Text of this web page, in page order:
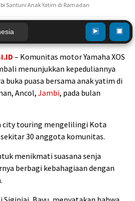
Santuni Anak Yatim di Ramadan
– Komunitas motor Yamaha XOS
menunjukkan kepeduliannya
buka puasa bersama anak yatim di
Ancol, Jambi, pada bulan
city touring mengelilingi Kota
30 anggota komunitas.
menikmati suasana senja
berbagi kebahagiaan dengan